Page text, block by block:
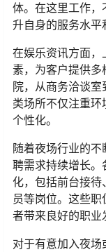
体。在这里工作，
升自身的服务水平
在娱乐资讯方面
素，为客户提供
院，从商务洽谈
类场所不仅注重
个性化。
随着夜场行业的
聘需求持续增长
化，包括前台接
员等岗位。这些
者带来良好的职业
对于有意加入夜